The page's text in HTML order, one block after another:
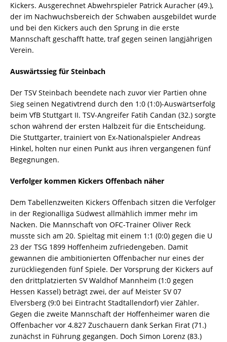
Kickers. Ausgerechnet Abwehrspieler Patrick Auracher (49.),
der im Nachwuchsbereich der Schwaben ausgebildet wurde
und bei den Kickers auch den Sprung in die erste
Mannschaft geschafft hatte, traf gegen seinen langjährigen
Verein.
Auswärtssieg für Steinbach
Der TSV Steinbach beendete nach zuvor vier Partien ohne
Sieg seinen Negativtrend durch den 1:0 (1:0)-Auswärtserfolg
beim VfB Stuttgart II. TSV-Angreifer Fatih Candan (32.) sorgte
schon während der ersten Halbzeit für die Entscheidung.
Die Stuttgarter, trainiert von Ex-Nationalspieler Andreas
Hinkel, holten nur einen Punkt aus ihren vergangenen fünf
Begegnungen.
Verfolger kommen Kickers Offenbach näher
Dem Tabellenzweiten Kickers Offenbach sitzen die Verfolger
in der Regionalliga Südwest allmählich immer mehr im
Nacken. Die Mannschaft von OFC-Trainer Oliver Reck
musste sich am 20. Spieltag mit einem 1:1 (0:0) gegen die U
23 der TSG 1899 Hoffenheim zufriedengeben. Damit
gewannen die ambitionierten Offenbacher nur eines der
zurückliegenden fünf Spiele. Der Vorsprung der Kickers auf
den drittplatzierten SV Waldhof Mannheim (1:0 gegen
Hessen Kassel) beträgt zwei, der auf Meister SV 07
Elversberg (9:0 bei Eintracht Stadtallendorf) vier Zähler.
Gegen die zweite Mannschaft der Hoffenheimer waren die
Offenbacher vor 4.827 Zuschauern dank Serkan Firat (71.)
zunächst in Führung gegangen. Doch Simon Lorenz (83.)